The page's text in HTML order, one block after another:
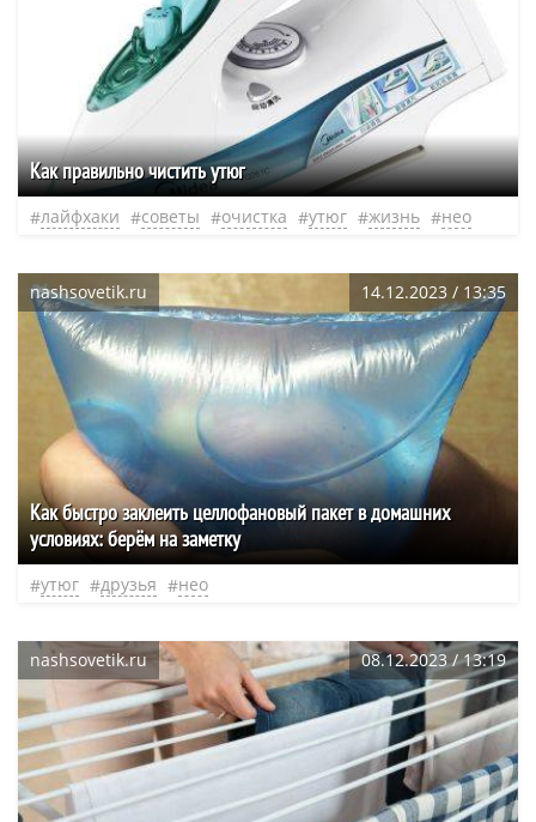
Как правильно чистить утюг
лайфхаки советы очистка утюг жизнь нео
nashsovetik.ru 14.12.2023 / 13:35
Как быстро заклеить целлофановый пакет в домашних
условиях: берём на заметку
утюг друзья нео
nashsovetik.ru 08.12.2023 / 13:19